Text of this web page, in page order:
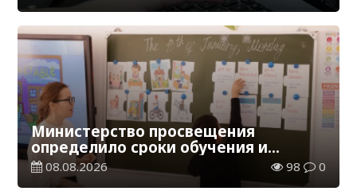
Министерство просвещения
определило сроки обучения и
каникул на 2026-2027 учебный год
08.08.2026 98 0